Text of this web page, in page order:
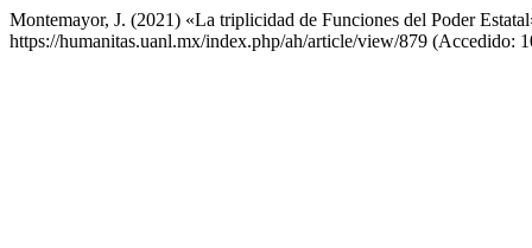
Montemayor, J. (2021) «La triplicidad de Funciones del Poder
https://humanitas.uanl.mx/index.php/ah/article/view/879 (Accedido: